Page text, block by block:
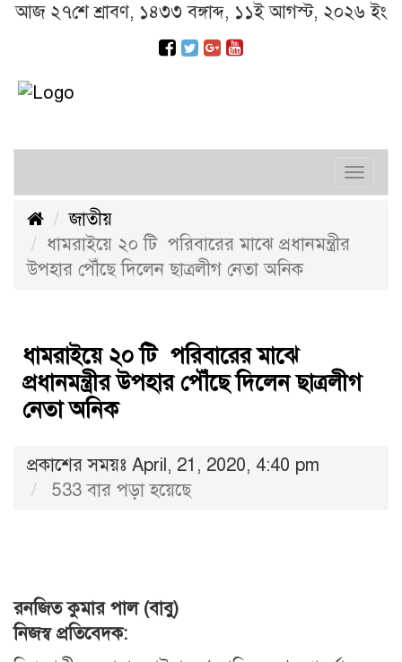
আজ ২৭শে শ্রাবণ, ১৪৩৩ বঙ্গাব্দ, ১১ই আগস্ট, ২০২৬ ইং
জাতীয়
ধামরাইয়ে ২০ টি পরিবারের মাঝে প্রধানমন্ত্রীর
উপহার পৌঁছে দিলেন ছাত্রলীগ নেতা অনিক
ধামরাইয়ে ২০ টি পরিবারের মাঝে
প্রধানমন্ত্রীর উপহার পৌঁছে দিলেন ছাত্রলীগ
নেতা অনিক
প্রকাশের সময়ঃ April, 21, 2020, 4:40 pm
533 বার পড়া হয়েছে
রনজিত কুমার পাল (বাবু)
নিজস্ব প্রতিবেদক: